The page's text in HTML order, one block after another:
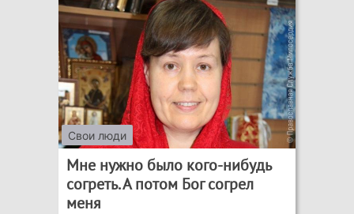
Свои люди
Мне нужно было кого-нибудь
согреть. А потом Бог согрел
меня